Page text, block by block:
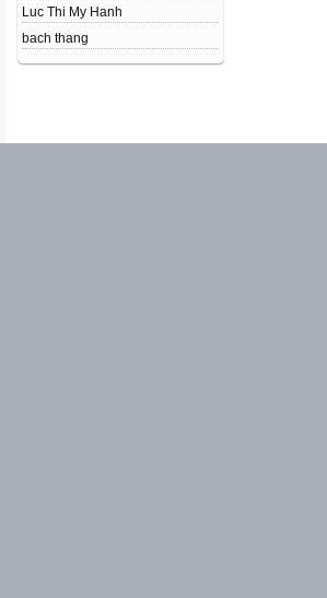
Luc Thi My Hanh
bach thang